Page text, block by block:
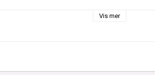
som en slitt rest i et uthus utenfor Piteå, og
av strikkeeksperten Erika Nordvall Falck og
Vis mer